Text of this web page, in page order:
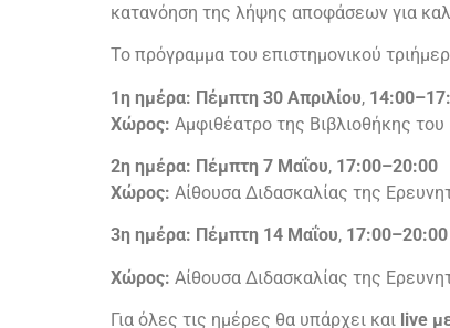
κατανόηση της λήψης αποφάσεων για
Το πρόγραμμα του επιστημονικού
1η ημέρα: Πέμπτη 30 Απριλίου,
Χώρος: Αμφιθέατρο της Βιβλιοθήκης
2η ημέρα: Πέμπτη 7 Μαΐου, 17:00–20:00
Χώρος: Αίθουσα Διδασκαλίας της
3η ημέρα: Πέμπτη 14 Μαΐου, 17:00–20:00
Χώρος: Αίθουσα Διδασκαλίας της
Για όλες τις ημέρες θα υπάρχει και live